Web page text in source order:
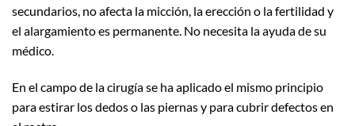
secundarios, no afecta la micción, la erección o la fertilidad y
el alargamiento es permanente. No necesita la ayuda de su
médico.
En el campo de la cirugía se ha aplicado el mismo principio
para estirar los dedos o las piernas y para cubrir defectos en